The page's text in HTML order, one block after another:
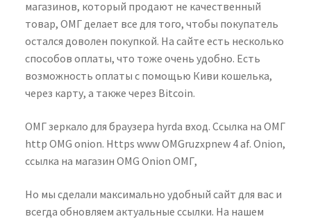
магазинов, который продают не качественный
товар, ОМГ делает все для того, чтобы покупатель
остался доволен покупкой. На сайте есть несколько
способов оплаты, что тоже очень удобно. Есть
возможность оплаты с помощью Киви кошелька,
через карту, а также через Bitcoin.
ОМГ зеркало для браузера hyrda вход. Ссылка на ОМГ
http OMG onion. Https www OMGruzxpnew 4 af. Onion,
ссылка на магазин OMG Onion ОМГ,
Но мы сделали максимально удобный сайт для вас и
всегда обновляем актуальные ссылки. На нашем